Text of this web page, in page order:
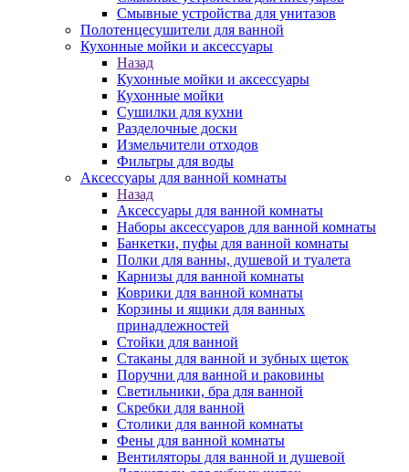
Смывные устройства для унитазов
Полотенцесушители для ванной
Кухонные мойки и аксессуары
Назад
Кухонные мойки и аксессуары
Кухонные мойки
Сушилки для кухни
Разделочные доски
Измельчители отходов
Фильтры для воды
Аксессуары для ванной комнаты
Назад
Аксессуары для ванной комнаты
Наборы аксессуаров для ванной комнаты
Банкетки, пуфы для ванной комнаты
Полки для ванны, душевой и туалета
Карнизы для ванной комнаты
Коврики для ванной комнаты
Корзины и ящики для ванных
принадлежностей
Стойки для ванной
Стаканы для ванной и зубных щеток
Поручни для ванной и раковины
Светильники, бра для ванной
Скребки для ванной
Столики для ванной комнаты
Фены для ванной комнаты
Вентиляторы для ванной и душевой